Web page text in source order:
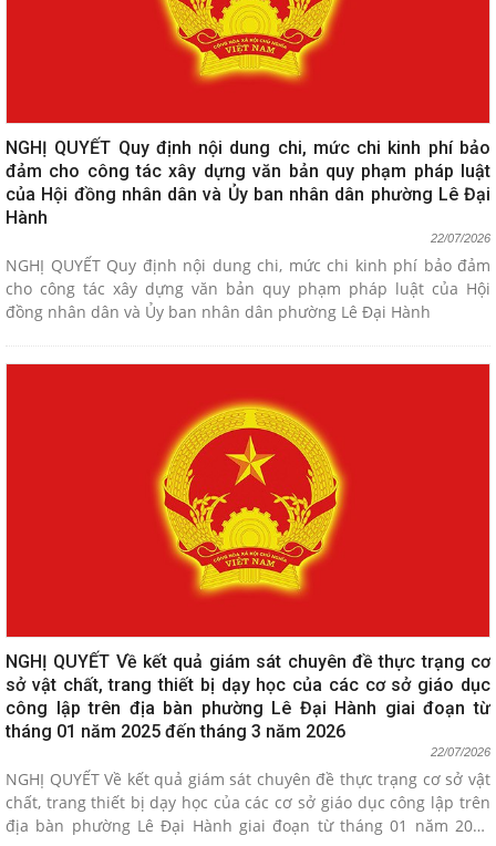
NGHỊ QUYẾT Quy định nội dung chi, mức chi kinh phí bảo
đảm cho công tác xây dựng văn bản quy phạm pháp luật
của Hội đồng nhân dân và Ủy ban nhân dân phường Lê Đại
Hành
22/07/2026
NGHỊ QUYẾT Quy định nội dung chi, mức chi kinh phí bảo đảm
cho công tác xây dựng văn bản quy phạm pháp luật của Hội
đồng nhân dân và Ủy ban nhân dân phường Lê Đại Hành
NGHỊ QUYẾT Về kết quả giám sát chuyên đề thực trạng cơ
sở vật chất, trang thiết bị dạy học của các cơ sở giáo dục
công lập trên địa bàn phường Lê Đại Hành giai đoạn từ
tháng 01 năm 2025 đến tháng 3 năm 2026
22/07/2026
NGHỊ QUYẾT Về kết quả giám sát chuyên đề thực trạng cơ sở vật
chất, trang thiết bị dạy học của các cơ sở giáo dục công lập trên
địa bàn phường Lê Đại Hành giai đoạn từ tháng 01 năm 2025